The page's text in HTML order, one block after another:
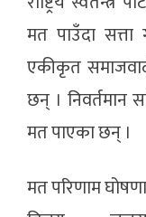
मत पाउँदा
एकीकृत
छन् ।
मत पाएका छन् ।
मत परिणाम